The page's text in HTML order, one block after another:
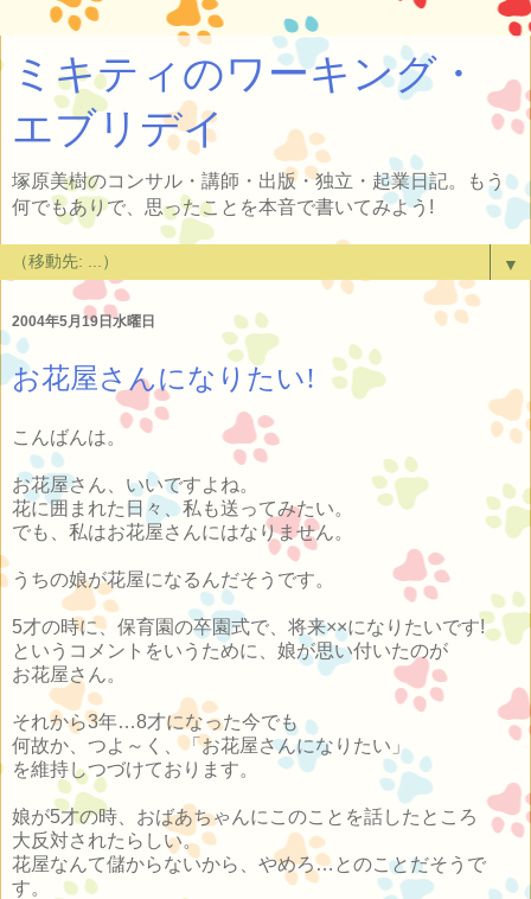
ミキティのワーキング・
エブリデイ
塚原美樹のコンサル・講師・出版・独立・起業日記。もう
何でもありで、思ったことを本音で書いてみよう!
▼
2004年5月19日水曜日
お花屋さんになりたい!
こんばんは。
お花屋さん、いいですよね。
花に囲まれた日々、私も送ってみたい。
でも、私はお花屋さんにはなりません。
うちの娘が花屋になるんだそうです。
5才の時に、保育園の卒園式で、将来××になりたいです!
というコメントをいうために、娘が思い付いたのが
お花屋さん。
それから3年…8才になった今でも
何故か、つよ～く、「お花屋さんになりたい」
を維持しつづけております。
娘が5才の時、おばあちゃんにこのことを話したところ
大反対されたらしい。
花屋なんて儲からないから、やめろ…とのことだそうで
す。